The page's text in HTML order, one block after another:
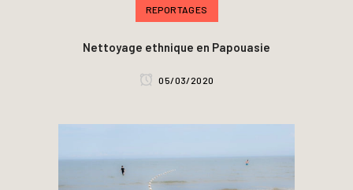
REPORTAGES
Nettoyage ethnique en Papouasie
05/03/2020